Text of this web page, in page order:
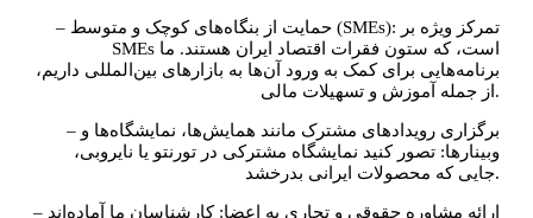
– حمایت از بنگاه‌های کوچک و متوسط (SMEs): تمرکز ویژه بر
SMEs است، که ستون فقرات اقتصاد ایران هستند. ما
برنامه‌هایی برای کمک به ورود آن‌ها به بازارهای بین‌المللی داریم،
از جمله آموزش و تسهیلات مالی.
– برگزاری رویدادهای مشترک مانند همایش‌ها، نمایشگاه‌ها و
وبینارها: تصور کنید نمایشگاه مشترکی در تورنتو یا نایروبی،
جایی که محصولات ایرانی بدرخشد.
– ارائه مشاوره حقوقی و تجاری به اعضا: کارشناسان ما آماده‌اند